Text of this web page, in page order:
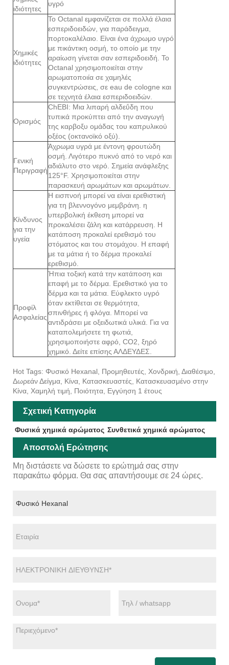
ιδιότητες
υγρό
Χημικές
ιδιότητες
Το Octanal εμφανίζεται σε πολλά έλαια
εσπεριδοειδών, για παράδειγμα,
πορτοκαλέλαιο. Είναι ένα άχρωμο υγρό
με πικάντικη οσμή, το οποίο με την
αραίωση γίνεται σαν εσπεριδοειδή. Το
Octanal χρησιμοποιείται στην
αρωματοποιία σε χαμηλές
συγκεντρώσεις, σε eau de cologne και
σε τεχνητά έλαια εσπεριδοειδών.
Ορισμός
ChEBI: Μια λιπαρή αλδεΰδη που
τυπικά προκύπτει από την αναγωγή
της καρβοξυ ομάδας του καπρυλικού
οξέος (οκτανοϊκό οξύ).
Γενική
Περιγραφή
Άχρωμα υγρά με έντονη φρουτώδη
οσμή. Λιγότερο πυκνό από το νερό και
αδιάλυτο στο νερό. Σημεία ανάφλεξης
125°F. Χρησιμοποιείται στην
παρασκευή αρωμάτων και αρωμάτων.
Κίνδυνος
για την
υγεία
Η εισπνοή μπορεί να είναι ερεθιστική
για τη βλεννογόνο μεμβράνη. η
υπερβολική έκθεση μπορεί να
προκαλέσει ζάλη και κατάρρευση. Η
κατάποση προκαλεί ερεθισμό του
στόματος και του στομάχου. Η επαφή
με τα μάτια ή το δέρμα προκαλεί
ερεθισμό.
Προφίλ
Ασφαλείας
Ήπια τοξική κατά την κατάποση και
επαφή με το δέρμα. Ερεθιστικό για το
δέρμα και τα μάτια. Εύφλεκτο υγρό
όταν εκτίθεται σε θερμότητα,
σπινθήρες ή φλόγα. Μπορεί να
αντιδράσει με οξειδωτικά υλικά. Για να
καταπολεμήσετε τη φωτιά,
χρησιμοποιήστε αφρό, CO2, ξηρό
χημικό. Δείτε επίσης ΑΛΔΕΥΔΕΣ.
Hot Tags: Φυσικό Hexanal, Προμηθευτές, Χονδρική, Διαθέσιμο,
Δωρεάν Δείγμα, Κίνα, Κατασκευαστές, Κατασκευασμένο στην
Κίνα, Χαμηλή τιμή, Ποιότητα, Εγγύηση 1 έτους
Σχετική Κατηγορία
Φυσικά χημικά αρώματος Συνθετικά χημικά αρώματος
Αποστολή Ερώτησης
Μη διστάσετε να δώσετε το ερώτημά σας στην
παρακάτω φόρμα. Θα σας απαντήσουμε σε 24 ώρες.